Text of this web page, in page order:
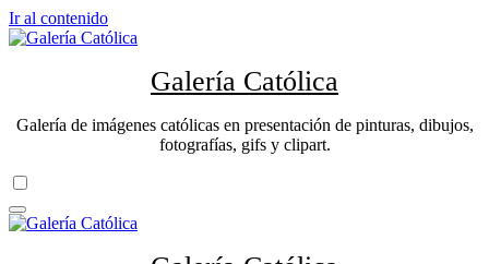
Ir al contenido
Galería Católica
Galería de imágenes católicas en presentación de pinturas, dibujos,
fotografías, gifs y clipart.